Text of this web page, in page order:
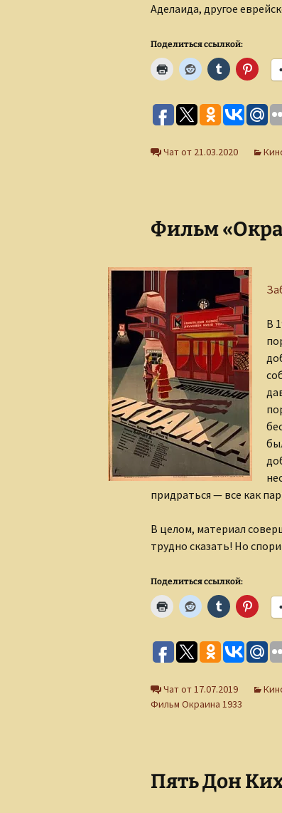
Аделаида, другое
Поделиться ссылкой:
Чат от 21.03.2020
Фильм
В
придраться — все как
В целом, материал
трудно сказать! Но
Поделиться ссылкой:
Чат от 17.07.2019
Фильм Окраина 1933
Пять Дон